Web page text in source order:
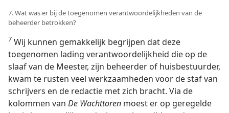
7. Wat was er bij de toegenomen verantwoordelijkheden van de
beheerder betrokken?
7 Wij kunnen gemakkelijk begrijpen dat deze
toegenomen lading verantwoordelijkheid die op de
slaaf van de Meester, zijn beheerder of huisbestuurder,
kwam te rusten veel werkzaamheden voor de staf van
schrijvers en de redactie met zich bracht. Via de
kolommen van De Wachttoren moest er op geregelde